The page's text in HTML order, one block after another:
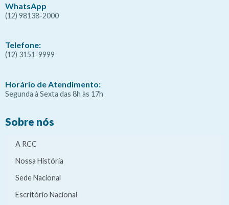
WhatsApp
(12) 98138-2000
Telefone:
(12) 3151-9999
Horário de Atendimento:
Segunda à Sexta das 8h às 17h
Sobre nós
A RCC
Nossa História
Sede Nacional
Escritório Nacional